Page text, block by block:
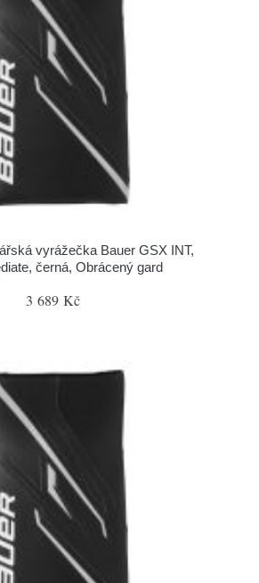
vyrážečka Bauer GSX INT,
černá, Obrácený gard
3 689 Kč